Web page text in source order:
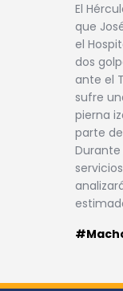
El
que
el
dos
ante el
sufre
pierna
parte